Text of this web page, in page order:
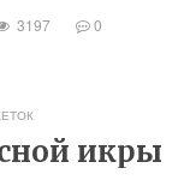
3197 0
икры